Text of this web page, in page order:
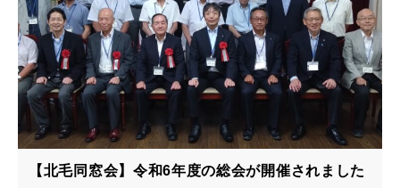
【北毛同窓会】令和6年度の総会が開催されました